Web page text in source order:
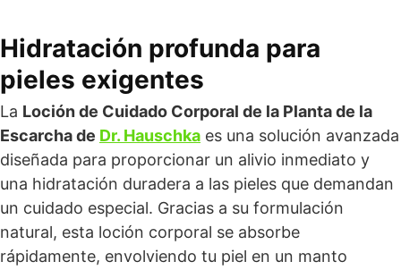
Hidratación profunda para
pieles exigentes
La Loción de Cuidado Corporal de la Planta de la
Escarcha de Dr. Hauschka es una solución avanzada
diseñada para proporcionar un alivio inmediato y
una hidratación duradera a las pieles que demandan
un cuidado especial. Gracias a su formulación
natural, esta loción corporal se absorbe
rápidamente, envolviendo tu piel en un manto